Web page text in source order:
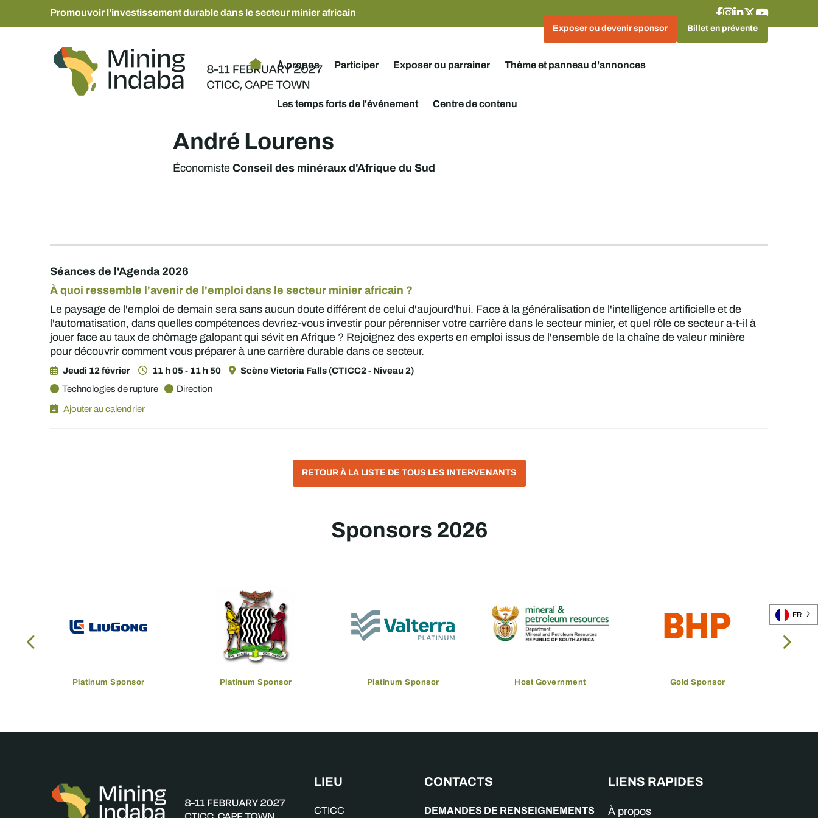
Promouvoir l'investissement durable dans le secteur minier africain
Exposer ou devenir sponsor Billet en prévente
À propos Participer Exposer ou parrainer Thème et panneau d'annonces
Les temps forts de l'événement Centre de contenu
André Lourens
ÉconomisteConseil des minéraux d'Afrique du Sud
Séances de l'Agenda 2026
À quoi ressemble l'avenir de l'emploi dans le secteur minier africain ?
Le paysage de l'emploi de demain sera sans aucun doute différent de celui d'aujourd'hui. Face à la généralisation de l'intelligence artificielle et de
l'automatisation, dans quelles compétences devriez-vous investir pour pérenniser votre carrière dans le secteur minier, et quel rôle ce secteur a-t-il à
jouer face au taux de chômage galopant qui sévit en Afrique ? Rejoignez des experts en emploi issus de l'ensemble de la chaîne de valeur minière
pour découvrir comment vous préparer à une carrière durable dans ce secteur.
Jeudi 12 février 11 h 05 - 11 h 50
Scène Victoria Falls (CTICC2 - Niveau 2)
Technologies de rupture
Direction
Ajouter au calendrier
RETOUR À LA LISTE DE TOUS LES INTERVENANTS
Sponsors 2026
Platinum Sponsor Platinum Sponsor Platinum Sponsor Host Government Gold Sponsor
LIEU
CTICC
CONTACTS
DEMANDES DE RENSEIGNEMENTS
LIENS RAPIDES
À propos
FR